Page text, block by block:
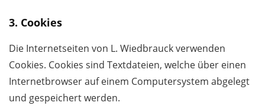
3. Cookies
Die Internetseiten von L. Wiedbrauck verwenden
Cookies. Cookies sind Textdateien, welche über einen
Internetbrowser auf einem Computersystem abgelegt
und gespeichert werden.